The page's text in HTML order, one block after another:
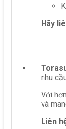
Hãy
nhu
Với
và
Liên